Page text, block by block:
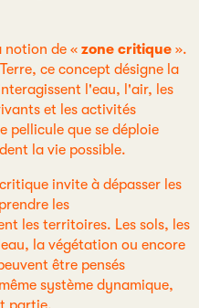
notion de « zone critique ».
ce concept désigne la
l'eau, l'air, les
et les activités
pellicule que se déploie
la vie possible.
invite à dépasser les
les
les territoires. Les sols, les
la végétation ou encore
être pensés
système dynamique,